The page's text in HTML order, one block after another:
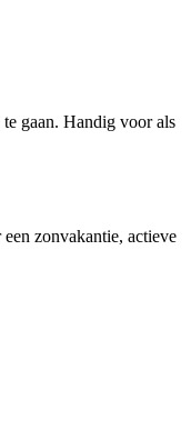
gaan. Handig voor als
zonvakantie, actieve